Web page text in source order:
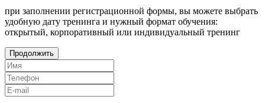
при заполнении регистрационной формы, вы можете выбрать
удобную дату тренинга и нужный формат обучения:
открытый, корпоративный или индивидуальный тренинг
Продолжить